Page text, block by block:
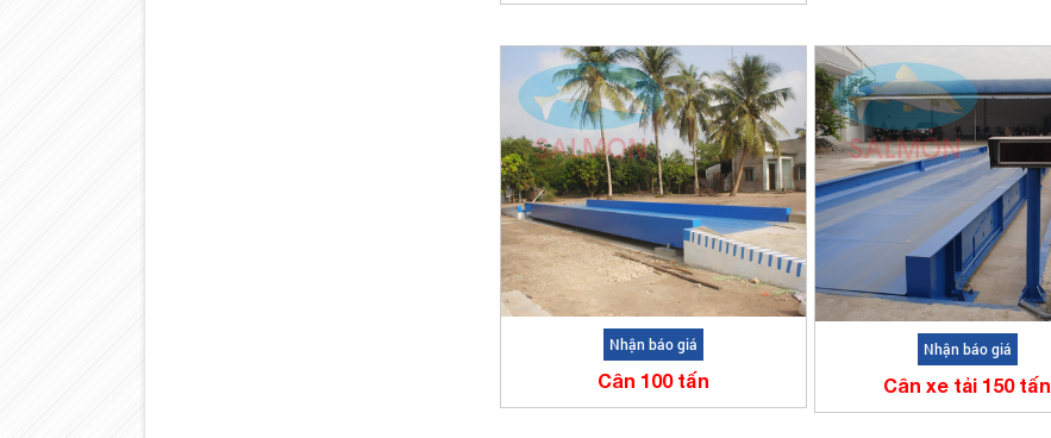
Nhận báo giá
Cân 100 tấn
Nhận báo giá
Cân xe tải 150 tấn